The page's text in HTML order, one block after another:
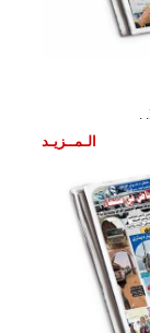
الـمــزيـد